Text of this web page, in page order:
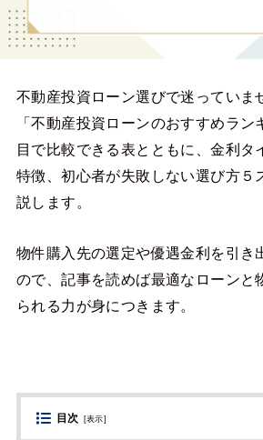
不動産投資ローン選びで迷っていま
「不動産投資ローンのおすすめラン
目で比較できる表とともに、金利タ
特徴、初心者が失敗しない選び方５
説します。
物件購入先の選定や優遇金利を引き
ので、記事を読めば最適なローンと
られる力が身につきます。
目次 [表示]